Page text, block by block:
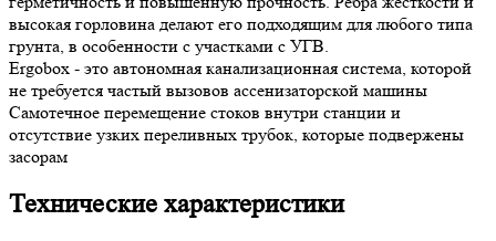
высокая горловина делают его подходящим для любого типа
грунта, в особенности с участками с УГВ.
Ergobox - это автономная канализационная система, которой
не требуется частый вызовов ассенизаторской машины
Самотечное перемещение стоков внутри станции и
отсутствие узких переливных трубок, которые подвержены
засорам
Технические характеристики